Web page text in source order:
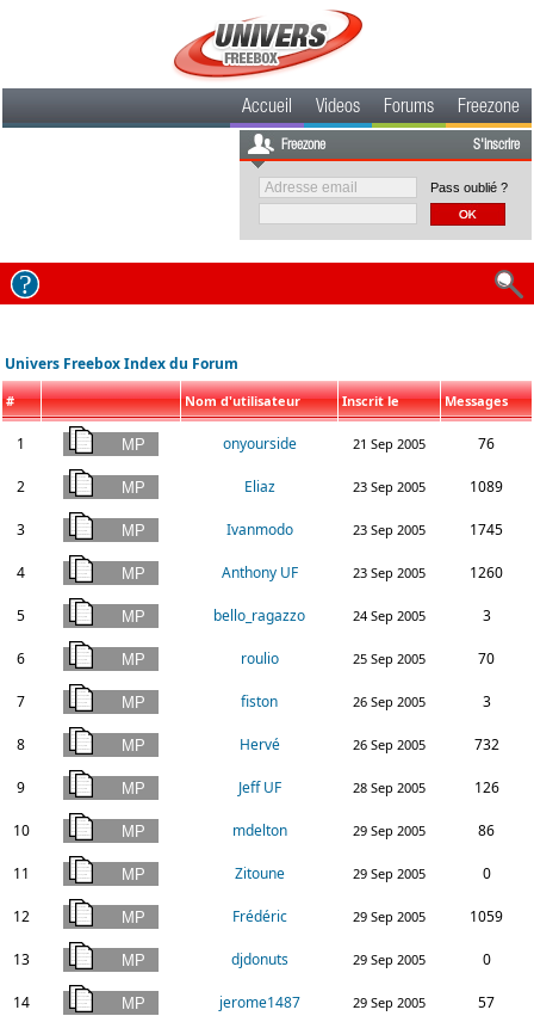
Accueil Videos Forums Freezone
Freezone S'inscrire
Pass oublié ?
Univers Freebox Index du Forum
# Nom d'utilisateur Inscrit le Messages
1 onyourside 21 Sep 2005 76
2 Eliaz 23 Sep 2005 1089
3 Ivanmodo 23 Sep 2005 1745
4 Anthony UF 23 Sep 2005 1260
5 bello_ragazzo 24 Sep 2005 3
6 roulio 25 Sep 2005 70
7 fiston 26 Sep 2005 3
8 Hervé 26 Sep 2005 732
9 Jeff UF 28 Sep 2005 126
10 mdelton 29 Sep 2005 86
11 Zitoune 29 Sep 2005 0
12 Frédéric 29 Sep 2005 1059
13 djdonuts 29 Sep 2005 0
14 jerome1487 29 Sep 2005 57